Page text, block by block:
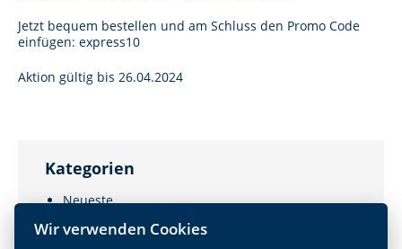
Jetzt bequem bestellen und am Schluss den Promo Code
einfügen: express10
Aktion gültig bis 26.04.2024
Kategorien
Neueste
Wir verwenden Cookies